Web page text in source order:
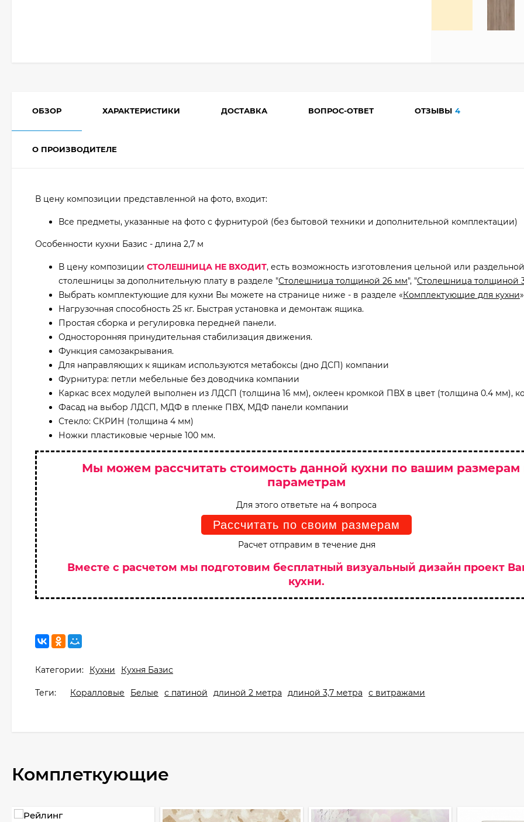
ОБЗОР ХАРАКТЕРИСТИКИ ДОСТАВКА ВОПРОС-ОТВЕТ ОТЗЫВЫ 4
О ПРОИЗВОДИТЕЛЕ
В цену композиции представленной на фото, входит:
Все предметы, указанные на фото с фурнитурой (без бытовой техники и дополнительной комплектации)
Особенности кухни Базис - длина 2,7 м
В цену композиции СТОЛЕШНИЦА НЕ ВХОДИТ, есть возможность изготовления цельной или раздельной
столешницы за дополнительную плату в разделе "Столешница толщиной 26 мм", "Столешница толщиной
Выбрать комплектующие для кухни Вы можете на странице ниже - в разделе «Комплектующие для кухни»
Нагрузочная способность 25 кг. Быстрая установка и демонтаж ящика.
Простая сборка и регулировка передней панели.
Односторонняя принудительная стабилизация движения.
Функция самозакрывания.
Для направляющих к ящикам используются метабоксы (дно ДСП) компании
Фурнитура: петли мебельные без доводчика компании
Каркас всех модулей выполнен из ЛДСП (толщина 16 мм), оклеен кромкой ПВХ в цвет (толщина 0.4 мм),
Фасад на выбор ЛДСП, МДФ в пленке ПВХ, МДФ панели компании
Стекло: СКРИН (толщина 4 мм)
Ножки пластиковые черные 100 мм.
Мы можем рассчитать стоимость данной кухни по вашим размерам
параметрам
Для этого ответьте на 4 вопроса
Рассчитать по своим размерам
Расчет отправим в течение дня
Вместе с расчетом мы подготовим бесплатный визуальный дизайн проект
кухни.
Категории: Кухни Кухня Базис
Теги: Коралловые Белые с патиной длиной 2 метра длиной 3,7 метра с витражами
Комплеткующие